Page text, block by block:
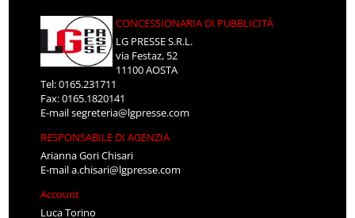
CONCESSIONARIA DI PUBBLICITÀ
LG PRESSE S.R.L.
via Festaz, 52
11100 AOSTA
Tel: 0165.231711
Fax: 0165.1820141
E-mailsegreteria@lgpresse.com
RESPONSABILE DI AGENZIA
Arianna Gori Chisari
E-maila.chisari@lgpresse.com
Account
Luca Torino